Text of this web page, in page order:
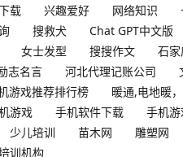
载 兴趣爱好 网络知识
搜救犬 Chat GPT中文版
女士发型 搜搜作文 石
志名言 河北代理记账公司
游戏推荐排行榜 暖通,电地暖，
游戏 手机软件下载 手机
少儿培训 苗木网 雕塑网
训机构